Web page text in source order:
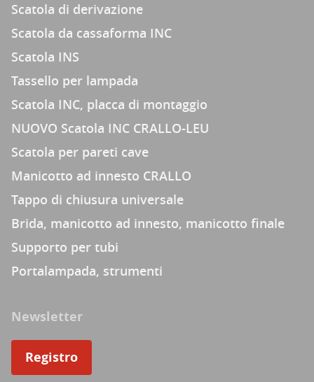
Scatola di derivazione
Scatola da cassaforma INC
Scatola INS
Tassello per lampada
Scatola INC, placca di montaggio
NUOVO Scatola INC CRALLO-LEU
Scatola per pareti cave
Manicotto ad innesto CRALLO
Tappo di chiusura universale
Brida, manicotto ad innesto, manicotto finale
Supporto per tubi
Portalampada, strumenti
Newsletter
Registro